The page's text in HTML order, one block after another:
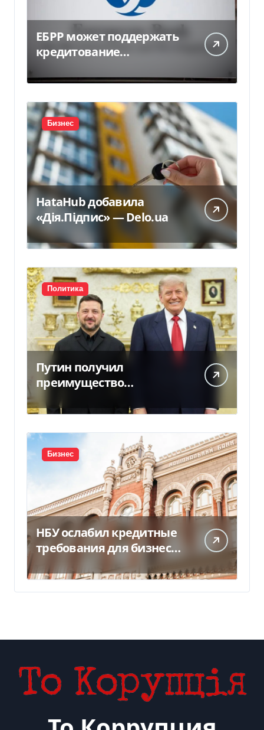
ЕБРР может поддержать
кредитование
300 млн евро — Delo.ua
Бизнес
HataHub добавила
«Дія.Підпис» — Delo.ua
Политика
Путин получил
преимущество
благодаря действиям
США
Бизнес
НБУ ослабил кредитные
требования для бизнеса
и аграриев из-за атак РФ